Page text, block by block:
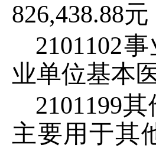
826,438.88
2101102事
业单位基本
2101199其
主要用于其